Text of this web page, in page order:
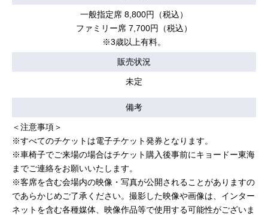
一般指定席 8,800円（税込）
ファミリー席 7,700円（税込）
※3歳以上有料。
販売状況
未定
備考
＜注意事項＞
※すべてのチケットは電子チケット発券となります。
※車椅子でご来場の場合はチケット購入後事前にキョードー東海
までご連絡をお願いいたします。
※客席を含む会場内の映像・写真が公開されることがありますの
であらかじめご了承ください。撮影した映像や画像は、インター
ネットを含む各種媒体、映像作品等で使用する可能性がございま